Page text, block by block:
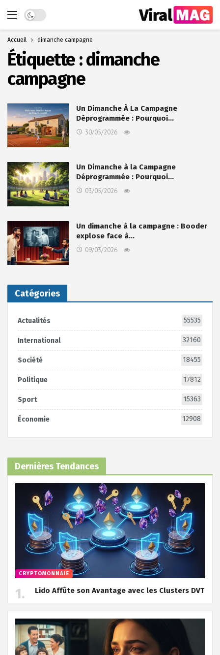
Dark mode
Accueil dimanche campagne
Étiquette :dimanche
campagne
Un Dimanche À La Campagne
Déprogrammée : Pourquoi…
30/05/2026
Un Dimanche à la Campagne
Déprogrammée : Pourquoi…
03/05/2026
Un dimanche à la campagne : Booder
explose face à…
09/03/2026
Catégories
Actualités 55535
International 32160
Société 18455
Politique 17812
Sport 15363
Économie 12908
Dernières Tendances
CRYPTOMONNAIE
Lido Affûte son Avantage avec les Clusters DVT